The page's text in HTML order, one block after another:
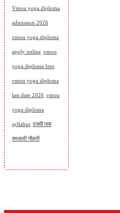
Vmou yoga diploma
admission 2026
vmou yoga diploma
apply online vmou
yoga diploma fees
vmou yoga diploma
last date 2026 vmou
yoga diploma
syllabus दसवीं पास
सरकारी नौकरी